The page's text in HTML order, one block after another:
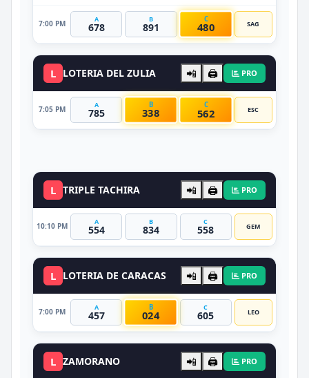
7:00 PM A
678
B
891
C
480 SAG
L LOTERIA DEL ZULIA 📲 🖨️ PRO
7:05 PM A
785
B
338
C
562 ESC
L TRIPLE TACHIRA 📲 🖨️ PRO
10:10 PM A
554
B
834
C
558 GEM
L LOTERIA DE CARACAS 📲 🖨️ PRO
7:00 PM A
457
B
024
C
605 LEO
L ZAMORANO 📲 🖨️ PRO